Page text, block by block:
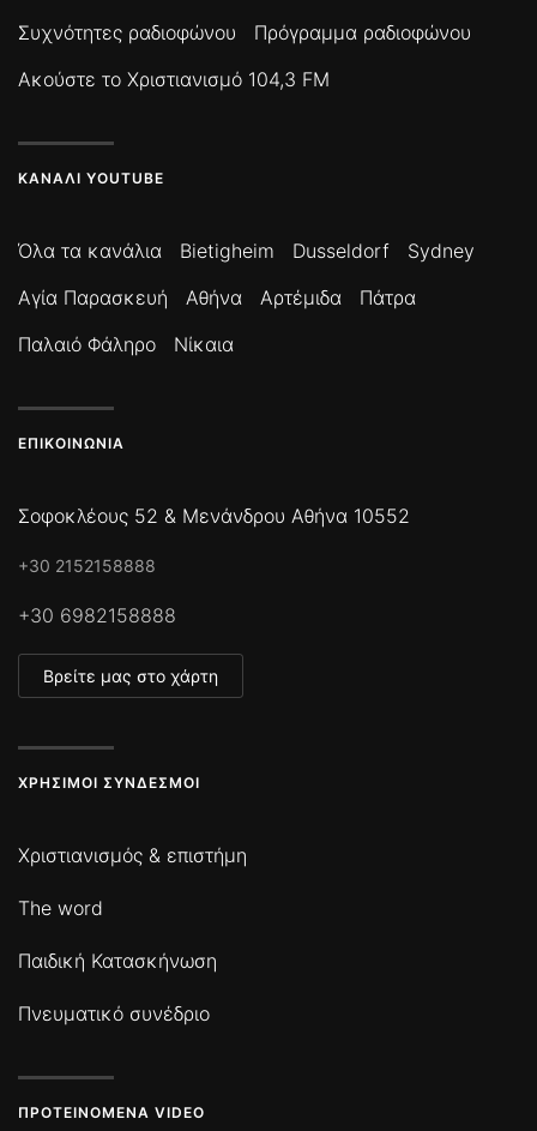
Συχνότητες ραδιοφώνου
Πρόγραμμα ραδιοφώνου
Ακούστε το Χριστιανισμό 104,3 FM
ΚΑΝΆΛΙ YOUTUBE
Όλα τα κανάλια Bietigheim Dusseldorf
Sydney
Αγία Παρασκευή
Αθήνα Αρτέμιδα
Πάτρα
Παλαιό Φάληρο
Νίκαια
ΕΠΙΚΟΙΝΩΝΊΑ
Σοφοκλέους 52 & Μενάνδρου Αθήνα 10552
+30 2152158888
+30 6982158888
Βρείτε μας στο χάρτη
ΧΡΉΣΙΜΟΙ ΣΎΝΔΕΣΜΟΙ
Χριστιανισμός & επιστήμη
The word
Παιδική Κατασκήνωση
Πνευματικό συνέδριο
ΠΡΟΤΕΙΝΌΜΕΝΑ VIDEO